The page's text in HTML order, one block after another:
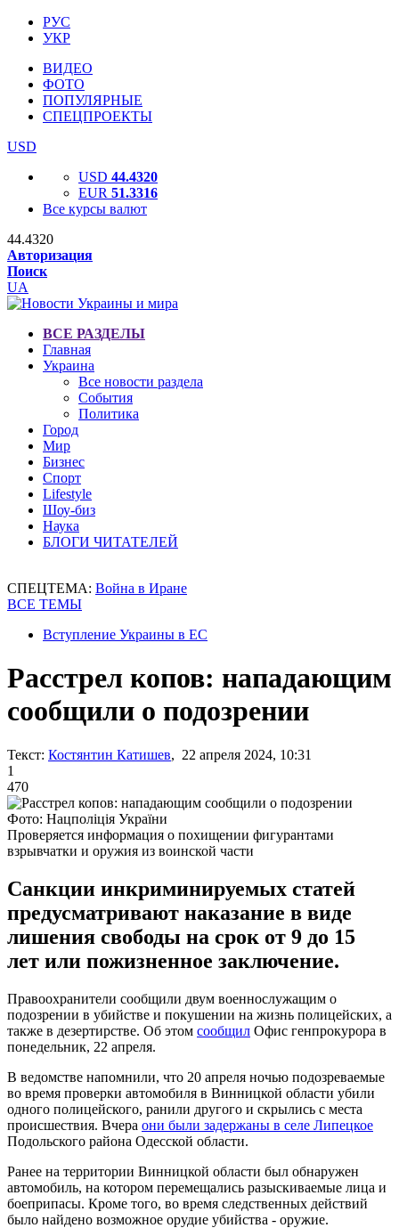
РУС
УКР
ВИДЕО
ФОТО
ПОПУЛЯРНЫЕ
СПЕЦПРОЕКТЫ
USD
USD 44.4320
EUR 51.3316
Все курсы валют
44.4320
Авторизация
Поиск
UA
ВСЕ РАЗДЕЛЫ
Главная
Украина
Все новости раздела
События
Политика
Город
Мир
Бизнес
Спорт
Lifestyle
Шоу-биз
Наука
БЛОГИ ЧИТАТЕЛЕЙ
СПЕЦТЕМА: Война в Иране
ВСЕ ТЕМЫ
Вступление Украины в ЕС
Расстрел копов: нападающим
сообщили о подозрении
Текст: Костянтин Катишев, 22 апреля 2024, 10:31
1
470
Фото: Нацполіція України
Проверяется информация о похищении фигурантами
взрывчатки и оружия из воинской части
Санкции инкриминируемых статей
предусматривают наказание в виде
лишения свободы на срок от 9 до 15
лет или пожизненное заключение.
Правоохранители сообщили двум военнослужащим о
подозрении в убийстве и покушении на жизнь полицейских, а
также в дезертирстве. Об этом сообщил Офис генпрокурора в
понедельник, 22 апреля.
В ведомстве напомнили, что 20 апреля ночью подозреваемые
во время проверки автомобиля в Винницкой области убили
одного полицейского, ранили другого и скрылись с места
происшествия. Вчера они были задержаны в селе Липецкое
Подольского района Одесской области.
Ранее на территории Винницкой области был обнаружен
автомобиль, на котором перемещались разыскиваемые лица и
боеприпасы. Кроме того, во время следственных действий
было найдено возможное орудие убийства - оружие.